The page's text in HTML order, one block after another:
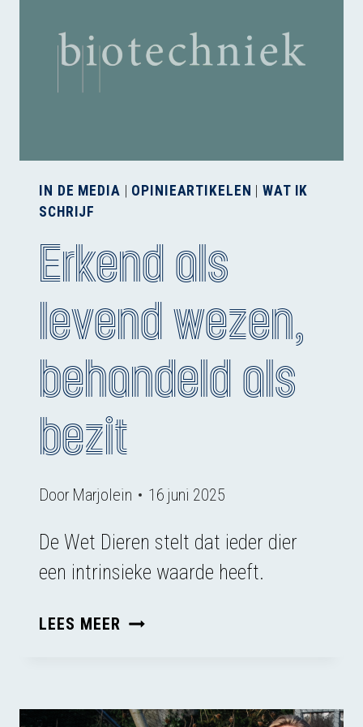
IN DE MEDIA | OPINIEARTIKELEN | WAT IK
SCHRIJF
Erkend als
levend wezen,
behandeld als
bezit
Door Marjolein 16 juni 2025
De Wet Dieren stelt dat ieder dier
een intrinsieke waarde⁠ heeft.
LEES MEER ERKEND
BEHANDELD